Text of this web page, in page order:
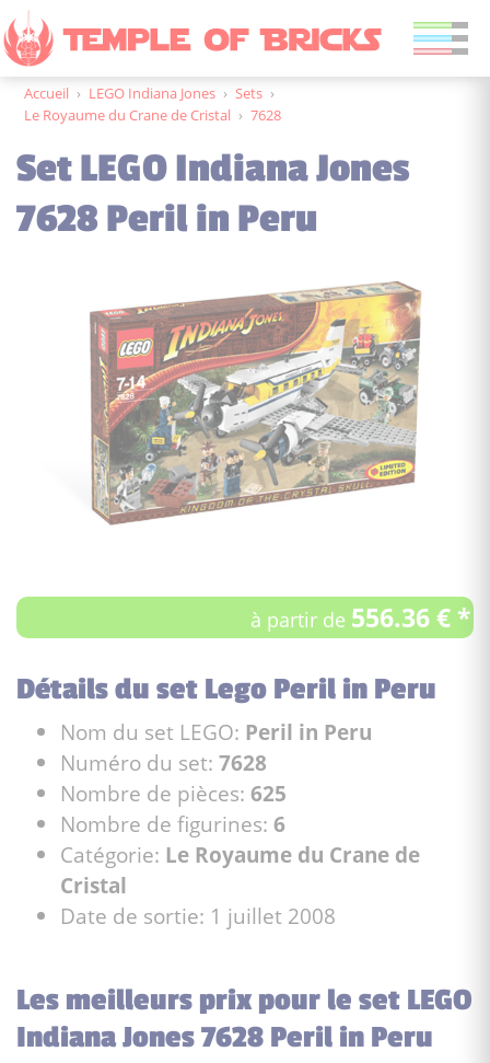
Accueil › LEGO Indiana Jones › Sets ›
Le Royaume du Crane de Cristal › 7628
Set LEGO Indiana Jones
7628 Peril in Peru
à partir de 556.36 € *
Détails du set Lego Peril in Peru
Nom du set LEGO: Peril in Peru
Numéro du set: 7628
Nombre de pièces: 625
Nombre de figurines: 6
Catégorie: Le Royaume du Crane de
Cristal
Date de sortie: 1 juillet 2008
Les meilleurs prix pour le set LEGO
Indiana Jones 7628 Peril in Peru